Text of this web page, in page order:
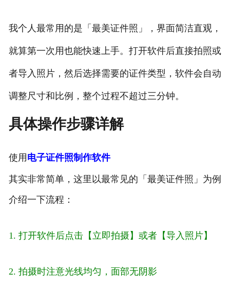
我个人最常用的是「最美证件照」，界面简洁直观，
就算第一次用也能快速上手。打开软件后直接拍照或
者导入照片，然后选择需要的证件类型，软件会自动
调整尺寸和比例，整个过程不超过三分钟。
具体操作步骤详解
使用 电子证件照制作软件
其实非常简单，这里以最常见的「最美证件照」为例
介绍一下流程：
1. 打开软件后点击【立即拍摄】或者【导入照片】
2. 拍摄时注意光线均匀，面部无阴影